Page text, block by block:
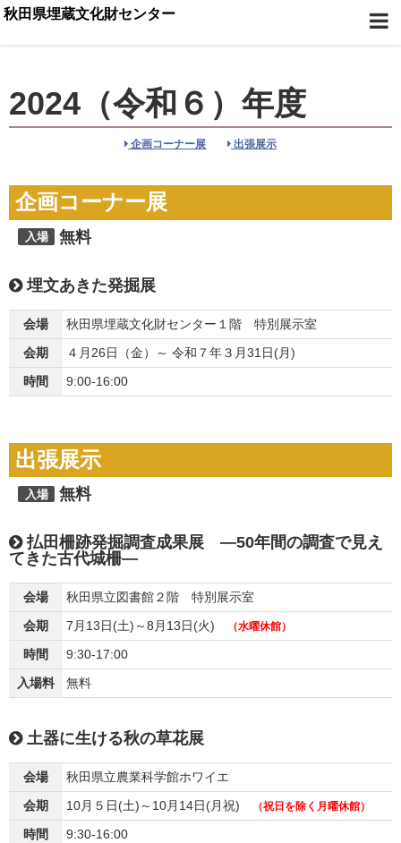
秋田県埋蔵文化財センター
2024（令和６）年度
企画コーナー展 出張展示
企画コーナー展
入場 無料
埋文あきた発掘展
会場
秋田県埋蔵文化財センター１階 特別展示室
会期
４月26日（金）～ 令和７年３月31日(月)
時間
9:00-16:00
出張展示
入場 無料
払田柵跡発掘調査成果展 ―50年間の調査で見え
てきた古代城柵―
会場
秋田県立図書館２階 特別展示室
会期
7月13日(土)～8月13日(火) （水曜休館）
時間
9:30-17:00
入場料
無料
土器に生ける秋の草花展
会場
秋田県立農業科学館ホワイエ
会期
10月５日(土)～10月14日(月祝) （祝日を除く月曜休館）
時間
9:30-16:00